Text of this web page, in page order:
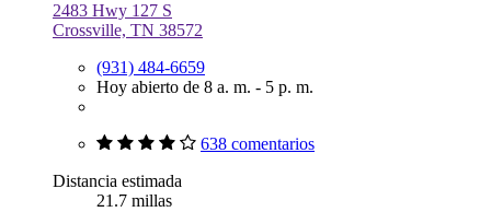
2483 Hwy 127 S
Crossville, TN 38572
(931) 484-6659
Hoy abierto de 8 a. m. - 5 p. m.
638 comentarios
Distancia estimada
21.7 millas